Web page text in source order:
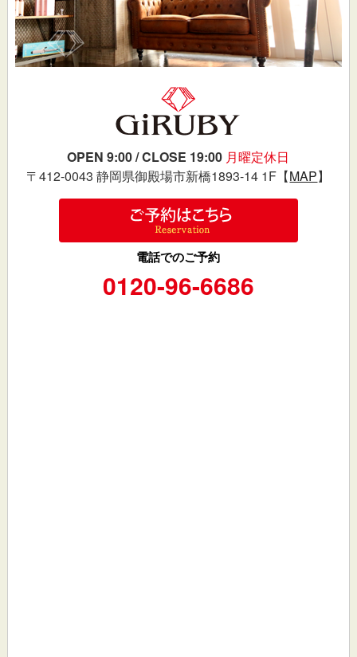
OPEN 9:00 / CLOSE 19:00 月曜定休日
〒412-0043 静岡県御殿場市新橋1893-14 1F【MAP】
電話でのご予約
0120-96-6686